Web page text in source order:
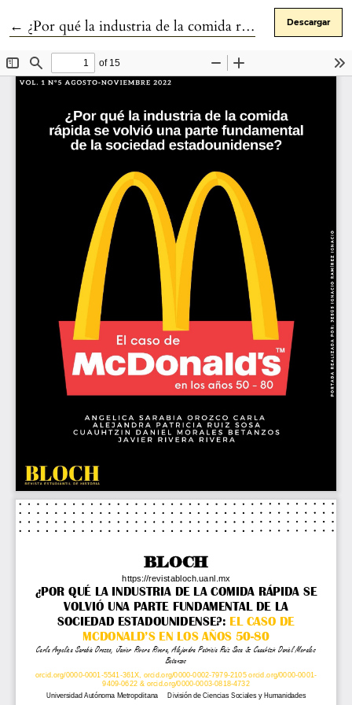
← Volver a los detalles del artículo
¿Por qué la industria de la comida rápida se volvió una parte fundamental de la sociedad estadounidense?: el caso de McDonald’s en los años 50-80 Descargar